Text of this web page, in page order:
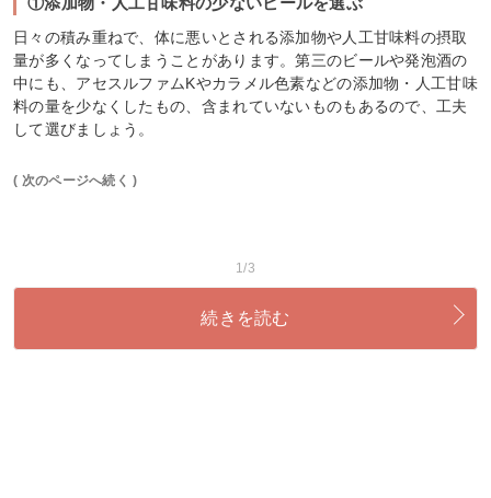
日々の積み重ねで、体に悪いとされる添加物や人工甘味料の摂取
量が多くなってしまうことがあります。第三のビールや発泡酒の
中にも、アセスルファムKやカラメル色素などの添加物・人工甘味
料の量を少なくしたもの、含まれていないものもあるので、工夫
して選びましょう。
( 次のページへ続く )
1/3
続きを読む